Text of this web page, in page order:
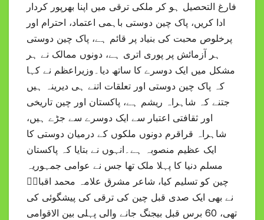
فارغ التحصیل ہو کر ملکی ترقی میں اپنا بھرپور کردار
ادا کریں، پاک چین دوستی باہمی اعتماد، احترام اور
پرخلوص محبت کی بنیاد پر قائم ہے، پاک چین دوستی
ہر آزمائش پر پوری اتری ہے، دونوں ممالک نے ہر
مشکل میں ایک دوسرے کا ساتھ دیا۔وزیراعظم نے کہا
کہ پاک چین دوستی اور تعلقات اتنے ہی دیرینہ ہیں
جتنے کہ شاہراہ ریشم ہے، پاکستان اور چین تاریخی
اور ثقافتی اعتبار سے ایک دوسرے سے جڑے ہیں،
شاہراہ قراقرم دونوں ملکوں کے درمیان دوستی کا
ایک عظیم منصوبہ ہے۔انہوں نے بتایا کہ پاکستان
مسلم دنیا کا پہلا ملک تھا جس نے عوامی جمہوریہ
چین کو تسلیم کیا، شاعر مشرق علامہ محمد اقبالؒ
نے بھی ایک صدی قبل چین کی ترقی کی پیشگوئی کی
تھی، 60 برس قبل بیجنگ جانے والی پہلی بین الاقوامی